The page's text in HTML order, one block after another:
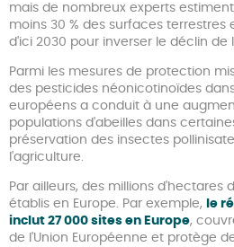
mais de nombreux experts
moins 30 % des surfaces
d'ici 2030 pour inverser le déclin de
Parmi les mesures de protection
des pesticides néonicotinoïdes
européens a conduit à une
populations d'abeilles dans
préservation des insectes
l'agriculture.
Par ailleurs, des millions d'hectares
établis en Europe. Par exemple,
le
inclut 27 000 sites en Europe,
de l'Union Européenne et protège